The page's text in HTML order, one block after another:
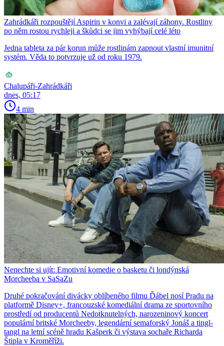
Zahrádkáři rozpouštějí Aspirin v konvi a zalévají záhony. Rostliny
po něm rostou rychleji a škůdci se jim vyhýbají celé léto
Jedna tableta za pár korun může rostlinám zapnout vlastní imunitní
systém. Věda to potvrzuje už od roku 1979.
Chalupáři-Zahrádkáři
dnes, 05:17
4 min
Nenechte si ujít: Emotivní komedie o basketu či londýnská
Morcheeba v SaSaZu
Druhé pokračování divácky oblíbeného filmu Ďábel nosí Pradu na
platformě Disney+, francouzské komediální drama ze sportovního
prostředí od producentů Nedotknutelných, narozeninový koncert
populární britské Morcheeby, legendární semaforský Jonáš a tingl-
tangl na letní scéně hradu Kašperk či výstava sochaře Richarda
Štipla v Kroměříži.